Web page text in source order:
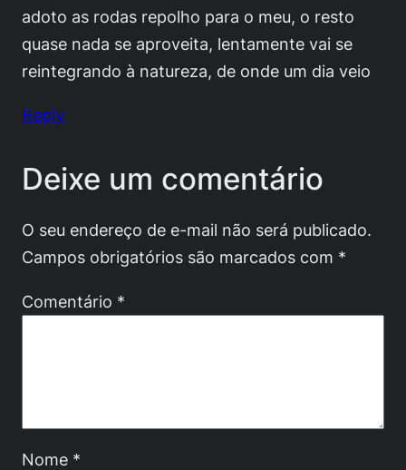
adoto as rodas repolho para o meu, o resto
quase nada se aproveita, lentamente vai se
reintegrando à natureza, de onde um dia veio
Reply
Deixe um comentário
O seu endereço de e-mail não será publicado.
Campos obrigatórios são marcados com *
Comentário *
Nome *